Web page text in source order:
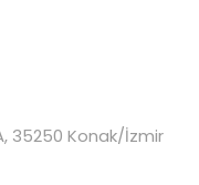
35250 Konak/İzmir